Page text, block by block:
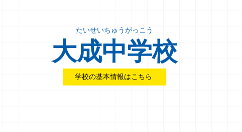
たいせいちゅうがっこう
大成中学校
学校の基本情報はこちら